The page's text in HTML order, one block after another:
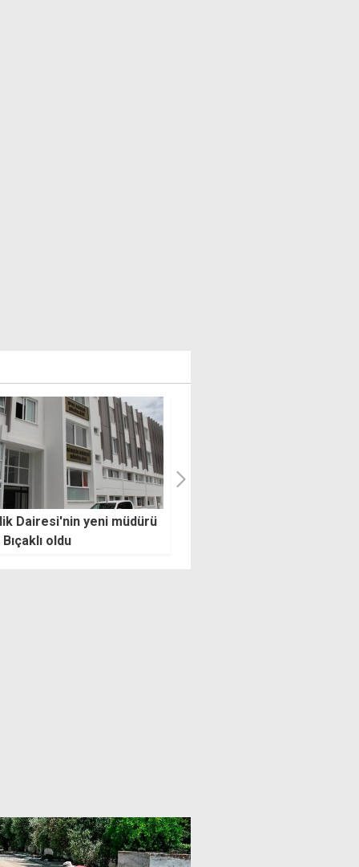
seçim tarihi ve
oy tepkisi: Hesap kitap